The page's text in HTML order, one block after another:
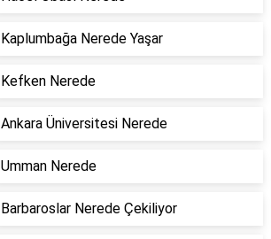
Kaplumbağa Nerede Yaşar
Kefken Nerede
Ankara Üniversitesi Nerede
Umman Nerede
Barbaroslar Nerede Çekiliyor